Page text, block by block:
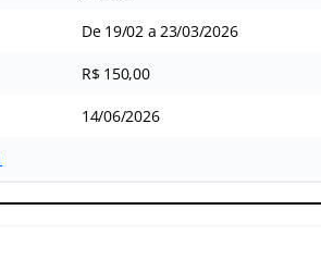
De 19/02 a 23/03/2026
R$ 150,00
14/06/2026